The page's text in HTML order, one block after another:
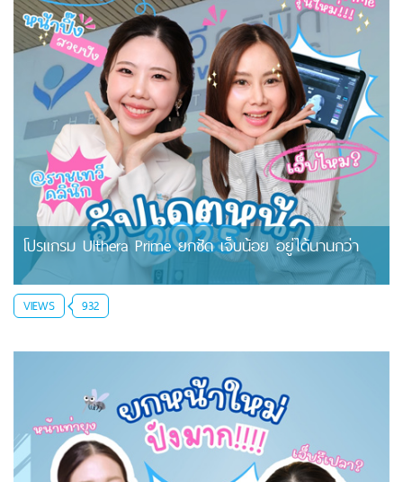
โปรแกรม Ulthera Prime ยกชัด เจ็บน้อย อยู่ได้นานกว่า
VIEWS 932